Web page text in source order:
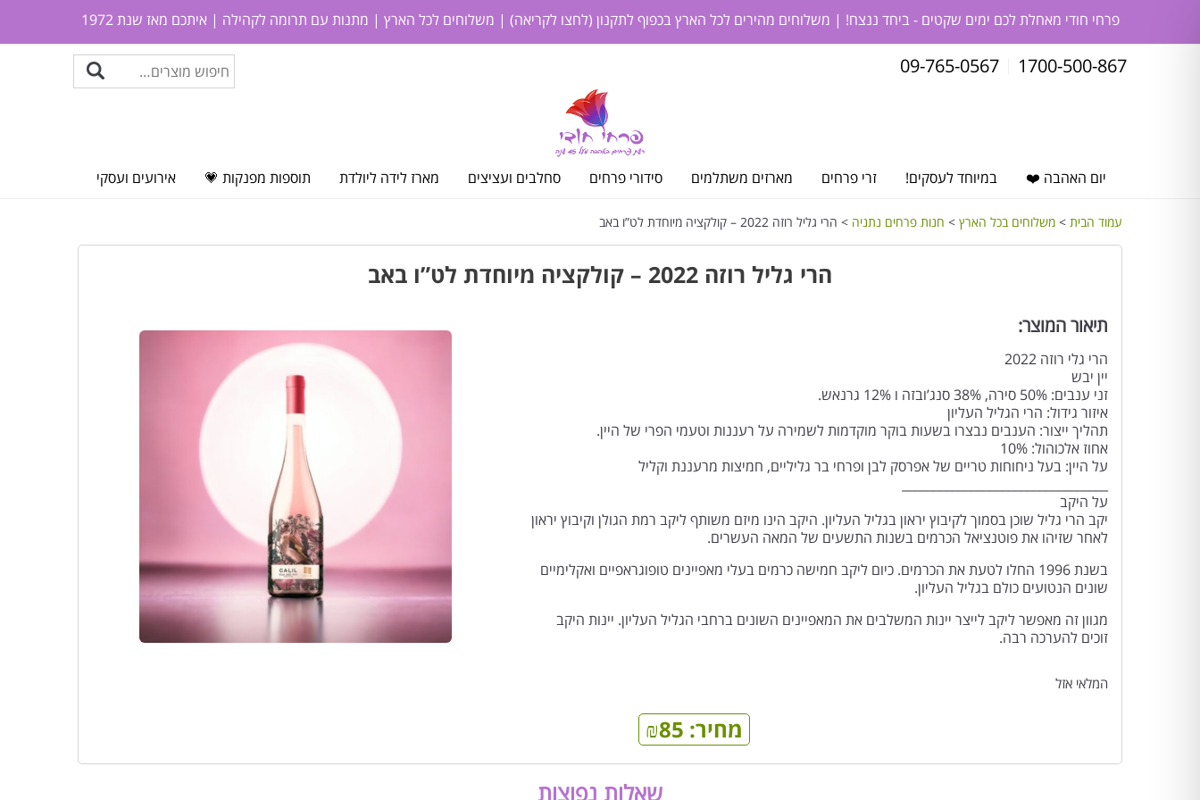
פרחי חודי מאחלת לכם ימים שקטים - ביחד ננצח! | משלוחים מהירים לכל הארץ בכפוף לתקנון (לחצו לקריאה) | משלוחים לכל הארץ | מתנות עם תרומה לקהילה | איתכם מאז שנת 1972
1700-500-867
09-765-0567
יום האהבה ❤️ במיוחד לעסקים! זרי פרחים מארזים משתלמים סידורי פרחים סחלבים ועציצים מארז לידה ליולדת תוספות מפנקות 💗 אירועים ועסקי
עמוד הבית > משלוחים בכל הארץ > חנות פרחים נתניה > הרי גליל רוזה 2022 – קולקציה מיוחדת לט”ו באב
הרי גליל רוזה 2022 – קולקציה מיוחדת לט”ו באב
תיאור המוצר:
הרי גלי רוזה 2022
יין יבש
זני ענבים: 50% סירה, 38% סנג’ובזה ו 12% גרנאש.
איזור גידול: הרי הגליל העליון
תהליך ייצור: הענבים נבצרו בשעות בוקר מוקדמות לשמירה על רעננות וטעמי הפרי של היין.
אחוז אלכוהול: 10%
על היין: בעל ניחוחות טריים של אפרסק לבן ופרחי בר גליליים, חמיצות מרעננת וקליל
על היקב
יקב הרי גליל שוכן בסמוך לקיבוץ יראון בגליל העליון. היקב הינו מיזם משותף ליקב רמת הגולן וקיבוץ יראון
לאחר שזיהו את פוטנציאל הכרמים בשנות התשעים של המאה העשרים.
בשנת 1996 החלו לטעת את הכרמים. כיום ליקב חמישה כרמים בעלי מאפיינים טופוגראפיים ואקלימיים
שונים הנטועים כולם בגליל העליון.
מגוון זה מאפשר ליקב לייצר יינות המשלבים את המאפיינים השונים ברחבי הגליל העליון. יינות היקב
זוכים להערכה רבה.
מחיר: ₪85
המלאי אזל
שאלות נפוצות